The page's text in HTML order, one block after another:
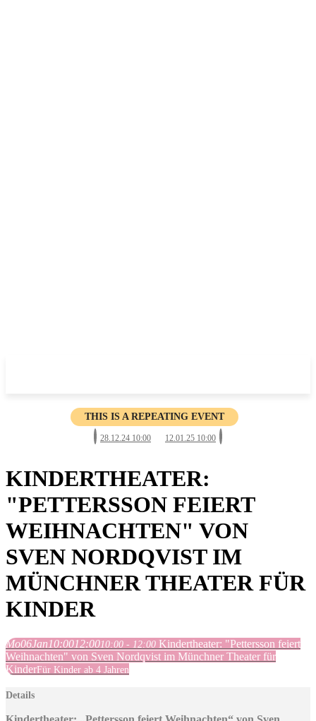
THIS IS A REPEATING EVENT
28.12.24 10:00 12.01.25 10:00
KINDERTHEATER:
"PETTERSSON FEIERT
WEIHNACHTEN" VON
SVEN NORDQVIST IM
MÜNCHNER THEATER FÜR
KINDER
Mo06Jan10:0012:0010:00 - 12:00 Kindertheater: "Pettersson feiert
Weihnachten" von Sven Nordqvist im Münchner Theater für
KinderFür Kinder ab 4 Jahren
Details